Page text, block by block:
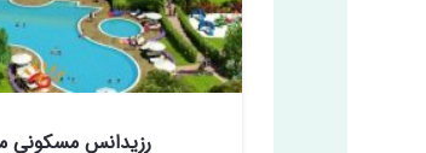
رزیدانس مسکونی